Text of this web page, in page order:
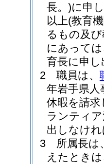
長。)に申
以上(教育
るもの及
にあって
育長に申
2
職員は、
年岩手県人
休暇を請
ランティ
出しなけ
3
所属長は
えたとき